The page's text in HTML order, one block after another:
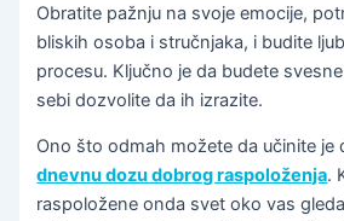
Obratite pažnju na svoje emocije,
bliskih osoba i stručnjaka, i budite
procesu. Ključno je da budete
sebi dozvolite da ih izrazite.
Ono što odmah možete da učinite je
dnevnu dozu dobrog raspoloženja.
raspoložene onda svet oko vas